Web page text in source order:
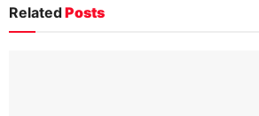
RelatedPosts